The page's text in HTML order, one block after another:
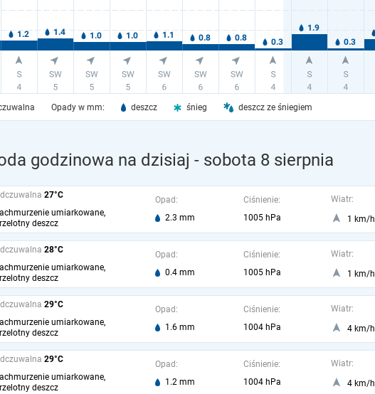
Opady w mm: deszcz śnieg deszcz ze śniegiem
godzinowa na dzisiaj - sobota 8 sierpnia
27°C
umiarkowane,
deszcz
Opad:
2.3 mm
Ciśnienie:
1005 hPa
Wiatr:
1 km/h
28°C
umiarkowane,
deszcz
Opad:
0.4 mm
Ciśnienie:
1005 hPa
Wiatr:
1 km/h
29°C
umiarkowane,
deszcz
Opad:
1.6 mm
Ciśnienie:
1004 hPa
Wiatr:
4 km/h
29°C
umiarkowane,
deszcz
Opad:
1.2 mm
Ciśnienie:
1004 hPa
Wiatr:
4 km/h